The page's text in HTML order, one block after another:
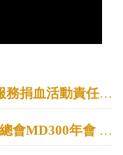
一、第三專區第八次聯合社會服務捐血活動責任區分配表
二、20220514 國際獅子會台灣總會MD300年會 國際理事候選人 周榮家 謝票與感恩